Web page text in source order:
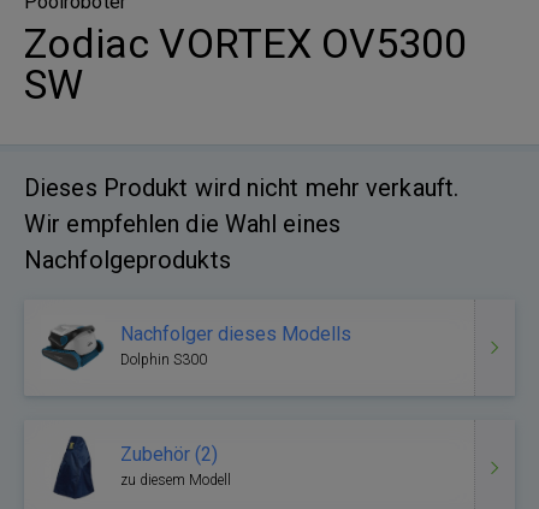
Zodiac VORTEX OV5300
SW
Dieses Produkt wird nicht mehr verkauft.
Wir empfehlen die Wahl eines
Nachfolgeprodukts
Nachfolger dieses Modells
Dolphin S300
Zubehör (2)
zu diesem Modell